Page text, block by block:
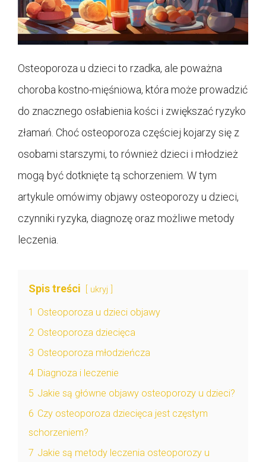
Osteoporoza u dzieci to rzadka, ale poważna
choroba kostno-mięśniowa, która może prowadzić
do znacznego osłabienia kości i zwiększać ryzyko
złamań. Choć osteoporoza częściej kojarzy się z
osobami starszymi, to również dzieci i młodzież
mogą być dotknięte tą schorzeniem. W tym
artykule omówimy objawy osteoporozy u dzieci,
czynniki ryzyka, diagnozę oraz możliwe metody
leczenia.
Spis treści ukryj
1 Osteoporoza u dzieci objawy
2 Osteoporoza dziecięca
3 Osteoporoza młodzieńcza
4 Diagnoza i leczenie
5 Jakie są główne objawy osteoporozy u dzieci?
6 Czy osteoporoza dziecięca jest częstym
schorzeniem?
7 Jakie są metody leczenia osteoporozy u